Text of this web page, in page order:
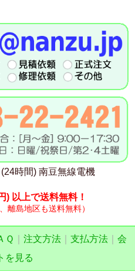
時間) 南豆無線電機
) 以上で送料無料！
離島地区も送料無料）
Ｑ 注文方法 支払方法
会
を見る